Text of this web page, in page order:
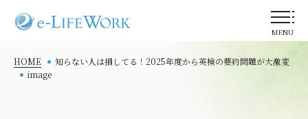
MENU
HOME
知らない人は損してる！2025年度から英検の要約問題が大激変
image